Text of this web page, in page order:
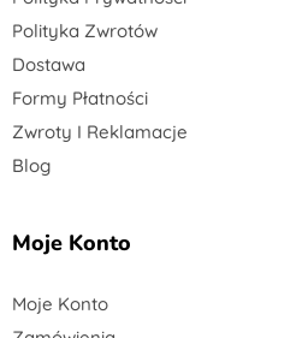
Polityka Zwrotów
Dostawa
Formy Płatności
Zwroty I Reklamacje
Blog
Moje Konto
Moje Konto